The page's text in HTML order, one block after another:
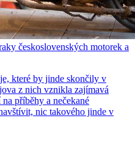
československých motorek a
které by jinde skončily v
z nich vznikla zajímavá
příběhy a nečekané
nic takového jinde v